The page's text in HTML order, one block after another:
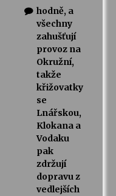
hodně, a
všechny
zahušťují
provoz na
Okružní,
takže
křižovatky
se
Lnářskou,
Klokana a
Vodaku
pak
zdržují
dopravu z
vedlejších